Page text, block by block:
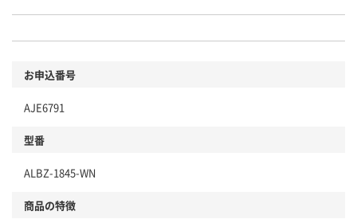
お申込番号
AJE6791
型番
ALBZ-1845-WN
商品の特徴